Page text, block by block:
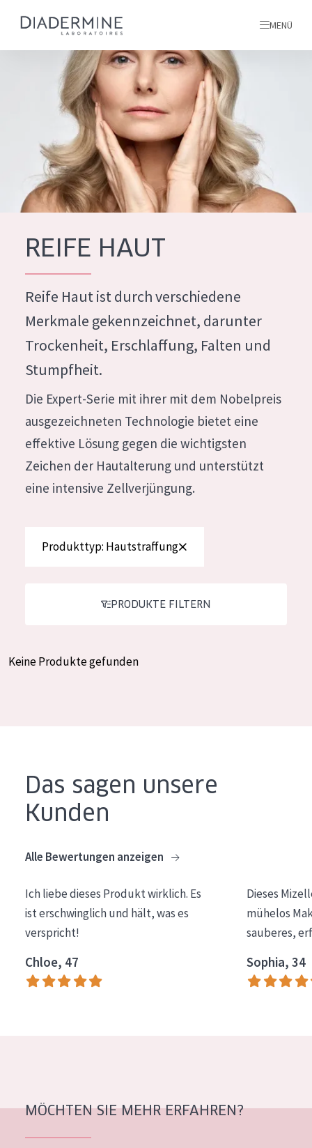
PRODUKTTYP
Feuchtigkeit und Ausstrahlung
Faltenreduzierung
Hautregeneration
Hautstraffung
PRODUKTTYP
Tagescreme
Nachtcreme
Serum
Lift+
Normale bis trockene Haut
Mischhaut und fettige Haut
Der Sonne ausgesetzte Haut
ALTER
Jedes alter
Alter: 35 to 55
Reife Haut
ALLE PRODUKTE
Alle produkte
MENÜ
Startseite
inhaltsstoffe
Über uns
Inspiration
Kontakt
French
REIFE HAUT
Reife Haut ist durch verschiedene
Merkmale gekennzeichnet, darunter
Trockenheit, Erschlaffung, Falten und
Stumpfheit.
Die Expert-Serie mit ihrer mit dem Nobelpreis
ausgezeichneten Technologie bietet eine
effektive Lösung gegen die wichtigsten
Zeichen der Hautalterung und unterstützt
eine intensive Zellverjüngung.
Produkttyp: Hautstraffung
PRODUKTE FILTERN
Keine Produkte gefunden
Das sagen unsere
Kunden
Alle Bewertungen anzeigen
Ich liebe dieses Produkt wirklich. Es
ist erschwinglich und hält, was es
verspricht!
Chloe, 47
Dieses
mühelos
sauberes,
Sophia, 34
MÖCHTEN SIE MEHR ERFAHREN?